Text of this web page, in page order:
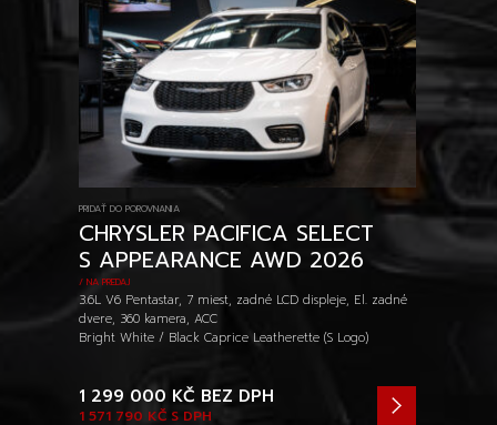
PRIDAŤ DO POROVNANIA
CHRYSLER PACIFICA SELECT
S APPEARANCE AWD 2026
/ NA PREDAJ
3.6L V6 Pentastar, 7 miest, zadné LCD displeje, El. zadné
dvere, 360 kamera, ACC
Bright White / Black Caprice Leatherette (S Logo)
1 571 790 KČ S DPH
1 299 000 KČ BEZ DPH